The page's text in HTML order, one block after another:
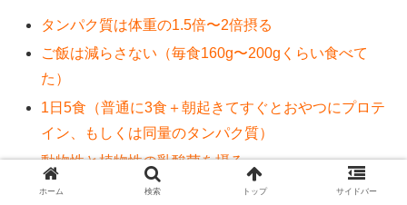
タンパク質は体重の1.5倍〜2倍摂る
ご飯は減らさない（毎食160g〜200gくらい食べて
た）
1日5食（普通に3食＋朝起きてすぐとおやつにプロテ
イン、もしくは同量のタンパク質）
動物性と植物性の乳酸菌を摂る
ホーム 検索 トップ サイドバー